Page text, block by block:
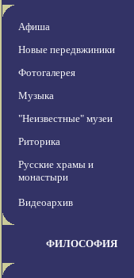
Афиша
Новые передвжиники
Фотогалерея
Музыка
"Неизвестные" музеи
Риторика
Русские храмы и
монастыри
Видеоархив
ФИЛОСОФИЯ